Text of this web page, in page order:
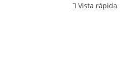
Vista rápida